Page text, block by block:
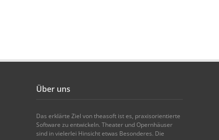
Über uns
Das erklärte Ziel von theasoft ist es, praxisorientierte
Software zu entwickeln. Theater und Opernhäuser
sind in vielerlei Hinsicht etwas Besonderes. Die